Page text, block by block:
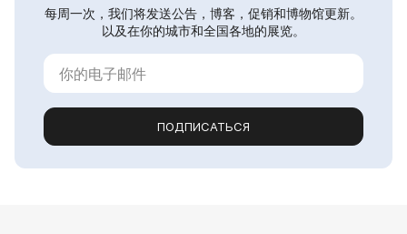
每周一次，我们将发送公告，博客，促销和博物馆更新。
以及在你的城市和全国各地的展览。
ПОДПИСАТЬСЯ